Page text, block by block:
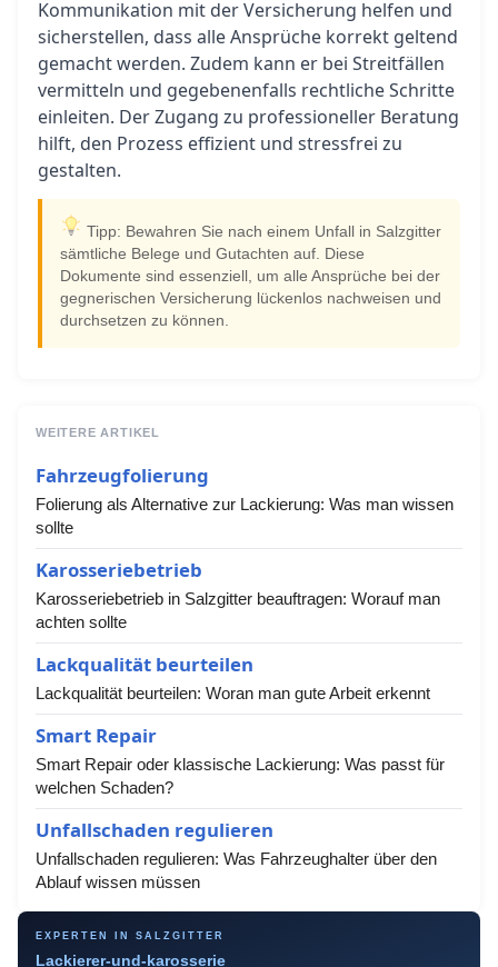
Kommunikation mit der Versicherung helfen und
sicherstellen, dass alle Ansprüche korrekt geltend
gemacht werden. Zudem kann er bei Streitfällen
vermitteln und gegebenenfalls rechtliche Schritte
einleiten. Der Zugang zu professioneller Beratung
hilft, den Prozess effizient und stressfrei zu
gestalten.
Tipp: Bewahren Sie nach einem Unfall in Salzgitter
sämtliche Belege und Gutachten auf. Diese
Dokumente sind essenziell, um alle Ansprüche bei der
gegnerischen Versicherung lückenlos nachweisen und
durchsetzen zu können.
WEITERE ARTIKEL
Fahrzeugfolierung
Folierung als Alternative zur Lackierung: Was man wissen
sollte
Karosseriebetrieb
Karosseriebetrieb in Salzgitter beauftragen: Worauf man
achten sollte
Lackqualität beurteilen
Lackqualität beurteilen: Woran man gute Arbeit erkennt
Smart Repair
Smart Repair oder klassische Lackierung: Was passt für
welchen Schaden?
Unfallschaden regulieren
Unfallschaden regulieren: Was Fahrzeughalter über den
Ablauf wissen müssen
EXPERTEN IN SALZGITTER
Lackierer-und-karosserie